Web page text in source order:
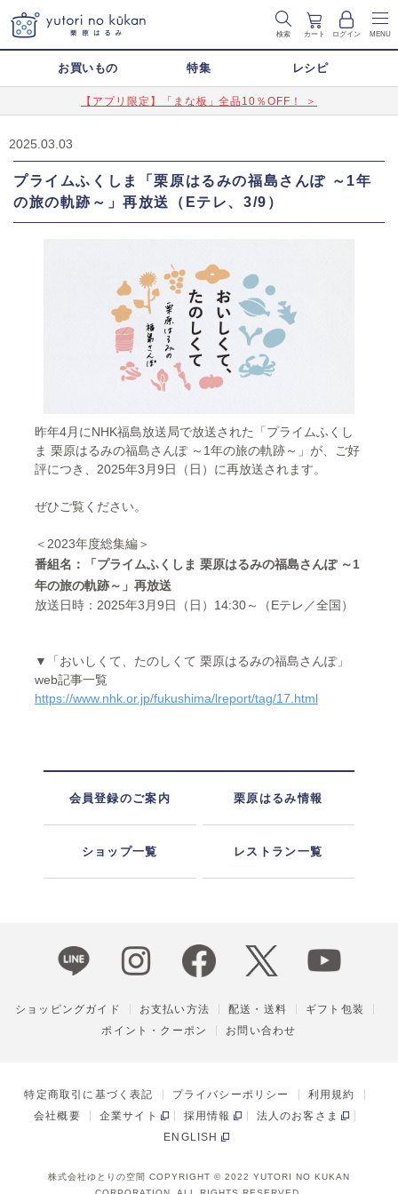
検索 カート ログイン MENU
お買いもの 特集 レシピ
【アプリ限定】「まな板」全品10％OFF！ ＞
2025.03.03
プライムふくしま「栗原はるみの福島さんぽ ～1年
の旅の軌跡～」再放送（Eテレ、3/9）
昨年4月にNHK福島放送局で放送された「プライムふくし
ま 栗原はるみの福島さんぽ ～1年の旅の軌跡～」が、ご好
評につき、2025年3月9日（日）に再放送されます。
ぜひご覧ください。
＜2023年度総集編＞
番組名：「プライムふくしま 栗原はるみの福島さんぽ ～1
年の旅の軌跡～」再放送
放送日時：2025年3月9日（日）14:30～（Eテレ／全国）
▼「おいしくて、たのしくて 栗原はるみの福島さんぽ」
web記事一覧
https://www.nhk.or.jp/fukushima/lreport/tag/17.html
会員登録のご案内 栗原はるみ情報
ショップ一覧 レストラン一覧
ショッピングガイド お支払い方法 配送・送料
ギフト包装
ポイント・クーポン
お問い合わせ
特定商取引に基づく表記 プライバシーポリシー
利用規約
会社概要
企業サイト 採用情報
法人のお客さま
ENGLISH
株式会社ゆとりの空間 COPYRIGHT © 2022 YUTORI NO KUKAN